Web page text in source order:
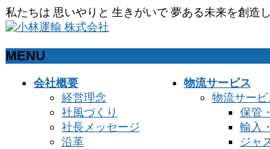
私たちは 思いやりと 生きがいで 夢ある未来を創造
MENU
会社概要
経営理念
社風づくり
社長メッセージ
沿革
物流サービス
物流サービ
保管
輸入
ジャ